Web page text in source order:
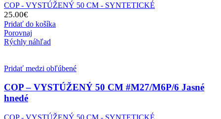
COP - VYSTÚŽENÝ 50 CM - SYNTETICKÉ
25.00€
Pridať do košíka
Porovnaj
Rýchly náhľad
Pridať medzi obľúbené
COP – VYSTÚŽENÝ 50 CM #M27/M6P/6 Jasné
hnedé